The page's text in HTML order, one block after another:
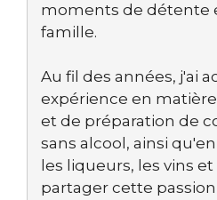
moments de détente
famille.
Au fil des années, j'ai
expérience en
et de préparation de
sans alcool, ainsi
les liqueurs, les vins
partager cette passion